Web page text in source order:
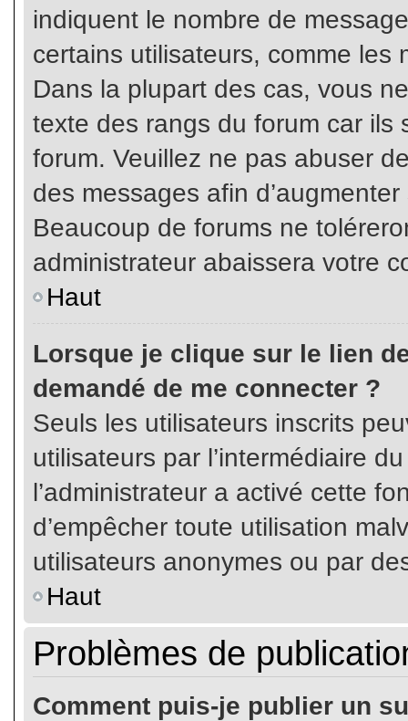
indiquent le nombre de
certains utilisateurs, comme les
Dans la plupart des cas, vous
texte des rangs du forum car ils
forum. Veuillez ne pas abuser
des messages afin
Beaucoup de forums ne
administrateur abaissera votre
Haut
Lorsque je clique sur le lien
demandé de me connecter ?
Seuls les utilisateurs inscrits
utilisateurs par l’intermédiaire
l’administrateur a activé cette
d’empêcher toute utilisation
utilisateurs anonymes ou par
Haut
Problèmes de
Comment puis-je publier un